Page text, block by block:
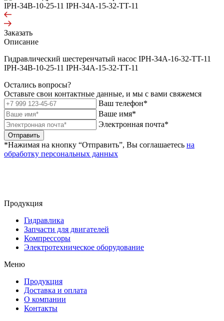
Заказать
Описание
Гидравлический шестеренчатый насос IPH-34A-16-32-TT-11
IPH-34B-10-25-11 IPH-34A-15-32-TT-11
Остались вопросы?
Оставьте свои контактные данные, и мы с вами свяжемся
Ваш телефон*
Ваше имя*
Электронная почта*
Отправить
*Нажимая на кнопку “Отправить”, Вы соглашаетесь на
обработку персональных данных
Продукция
Гидравлика
Запчасти для двигателей
Компрессоры
Электротехническое оборудование
Меню
Продукция
Доставка и оплата
О компании
Контакты